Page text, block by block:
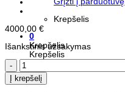
Krepšelis
0
Krepšelis
Krepšelis
4000,00 €
Išankstinis užsakymas
produkto
kiekis:
Sietynas
Į krepšelį